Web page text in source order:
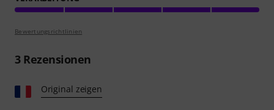
Bewertungsrichtlinien
3Rezensionen
Original zeigen